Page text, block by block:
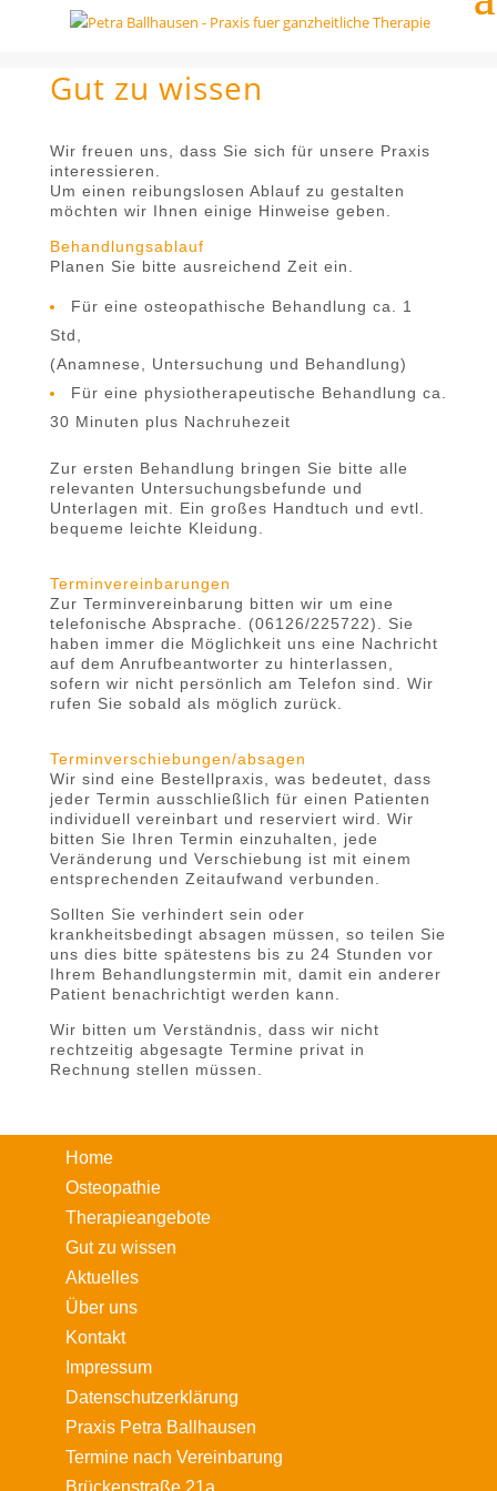
Gut zu wissen
Wir freuen uns, dass Sie sich für unsere Praxis
interessieren.
Um einen reibungslosen Ablauf zu gestalten
möchten wir Ihnen einige Hinweise geben.
Behandlungsablauf
Planen Sie bitte ausreichend Zeit ein.
Für eine osteopathische Behandlung ca. 1
Std,
(Anamnese, Untersuchung und Behandlung)
Für eine physiotherapeutische Behandlung ca.
30 Minuten plus Nachruhezeit
Zur ersten Behandlung bringen Sie bitte alle
relevanten Untersuchungsbefunde und
Unterlagen mit. Ein großes Handtuch und evtl.
bequeme leichte Kleidung.
Terminvereinbarungen
Zur Terminvereinbarung bitten wir um eine
telefonische Absprache. (06126/225722). Sie
haben immer die Möglichkeit uns eine Nachricht
auf dem Anrufbeantworter zu hinterlassen,
sofern wir nicht persönlich am Telefon sind. Wir
rufen Sie sobald als möglich zurück.
Terminverschiebungen/absagen
Wir sind eine Bestellpraxis, was bedeutet, dass
jeder Termin ausschließlich für einen Patienten
individuell vereinbart und reserviert wird. Wir
bitten Sie Ihren Termin einzuhalten, jede
Veränderung und Verschiebung ist mit einem
entsprechenden Zeitaufwand verbunden.
Sollten Sie verhindert sein oder
krankheitsbedingt absagen müssen, so teilen Sie
uns dies bitte spätestens bis zu 24 Stunden vor
Ihrem Behandlungstermin mit, damit ein anderer
Patient benachrichtigt werden kann.
Wir bitten um Verständnis, dass wir nicht
rechtzeitig abgesagte Termine privat in
Rechnung stellen müssen.
Home
Osteopathie
Therapieangebote
Gut zu wissen
Aktuelles
Über uns
Kontakt
Impressum
Datenschutzerklärung
Praxis Petra Ballhausen
Termine nach Vereinbarung
Brückenstraße 21a